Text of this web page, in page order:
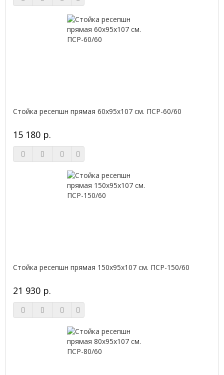
Стойка ресепшн прямая 60х95х107 см. ПСР-60/60
15 180 р.
Стойка ресепшн прямая 150х95х107 см. ПСР-150/60
21 930 р.